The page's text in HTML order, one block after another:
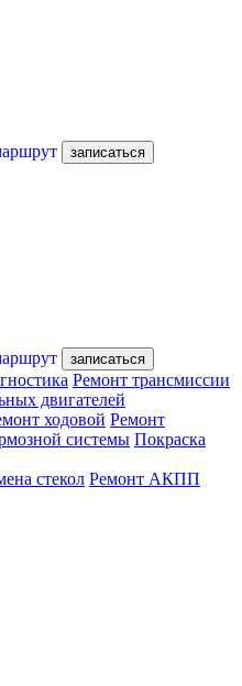
записаться
записаться
Ремонт трансмиссии
двигателей
ходовой Ремонт
системы Покраска
стекол Ремонт АКПП